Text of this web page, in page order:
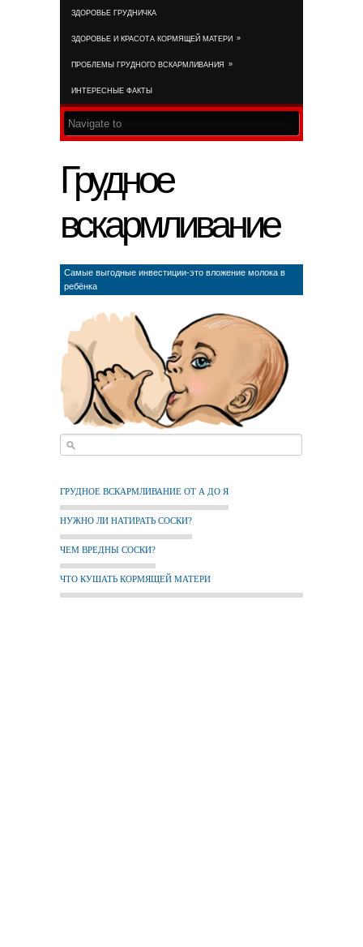
ЗДОРОВЬЕ ГРУДНИЧКА
ЗДОРОВЬЕ И КРАСОТА КОРМЯЩЕЙ МАТЕРИ »
ПРОБЛЕМЫ ГРУДНОГО ВСКАРМЛИВАНИЯ »
ИНТЕРЕСНЫЕ ФАКТЫ
Грудное
вскармливание
Самые выгодные инвестиции-это вложение молока в
ребёнка
ГРУДНОЕ ВСКАРМЛИВАНИЕ ОТ А ДО Я
НУЖНО ЛИ НАТИРАТЬ СОСКИ?
ЧЕМ ВРЕДНЫ СОСКИ?
ЧТО КУШАТЬ КОРМЯЩЕЙ МАТЕРИ